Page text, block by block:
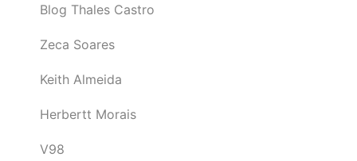
Blog Thales Castro
Zeca Soares
Keith Almeida
Herbertt Morais
V98